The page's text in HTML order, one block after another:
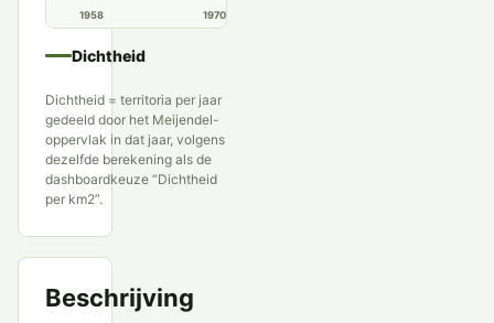
1958 1970
Dichtheid
Dichtheid = territoria per jaar
gedeeld door het Meijendel-
oppervlak in dat jaar, volgens
dezelfde berekening als de
dashboardkeuze “Dichtheid
per km2”.
Beschrijving